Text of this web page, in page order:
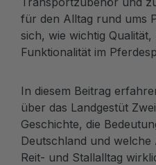
für den Alltag rund ums
sich, wie wichtig
Funktionalität im
In diesem Beitrag
über das Landgestüt
Geschichte, die
Deutschland und
Reit- und Stallalltag